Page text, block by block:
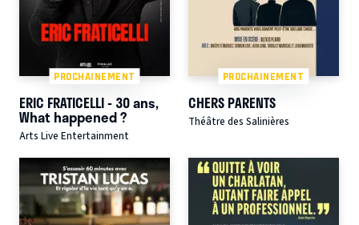
PROCHAINEMENT
ERIC FRATICELLI - 30 ans,
What happened ?
Arts Live Entertainment
PROCHAINEMENT
CHERS PARENTS
Théâtre des Salinières